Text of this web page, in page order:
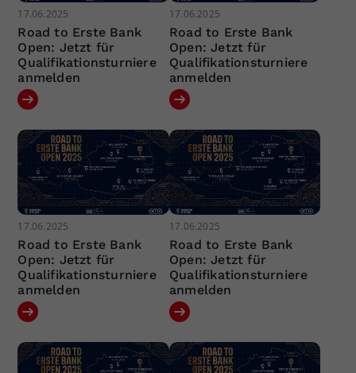
17.06.2025
Road to Erste Bank
Open: Jetzt für
Qualifikationsturniere
anmelden
17.06.2025
Road to Erste Bank
Open: Jetzt für
Qualifikationsturniere
anmelden
17.06.2025
Road to Erste Bank
Open: Jetzt für
Qualifikationsturniere
anmelden
17.06.2025
Road to Erste Bank
Open: Jetzt für
Qualifikationsturniere
anmelden